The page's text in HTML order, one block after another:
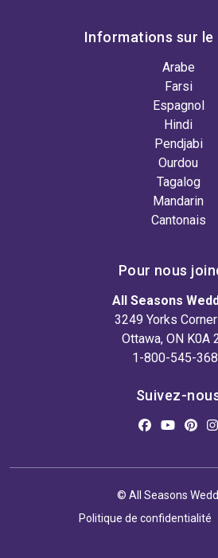
Informations sur le
Arabe
Farsi
Espagnol
Hindi
Pendjabi
Ourdou
Tagalog
Mandarin
Cantonais
Pour nous
All Seasons
3249 Yorks
Ottawa, ON K0A
1-800-545-
Suivez-
© All Seasons
Politique de confidentialité